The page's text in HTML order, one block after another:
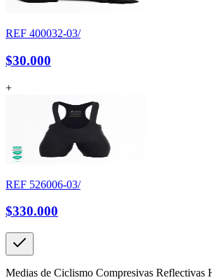
REF 400032-03/
$30.000
+
REF 526006-03/
$330.000
Medias de Ciclismo Compresivas Reflectivas